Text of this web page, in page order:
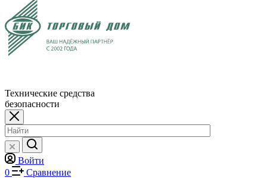
Технические средства
безопасности
Войти
0
Сравнение